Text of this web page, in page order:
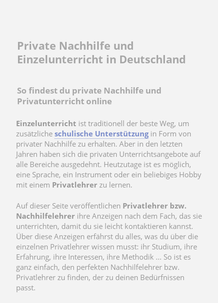
Private Nachhilfe und
Einzelunterricht in Deutschland
So findest du private Nachhilfe und
Privatunterricht online
Einzelunterricht ist traditionell der beste Weg, um
zusätzliche schulische Unterstützungin Form von
privater Nachhilfe zu erhalten. Aber in den letzten
Jahren haben sich die privaten Unterrichtsangebote auf
alle Bereiche ausgedehnt. Heutzutage ist es möglich,
eine Sprache, ein Instrument oder ein beliebiges Hobby
mit einem Privatlehrer zu lernen.
Auf dieser Seite veröffentlichen Privatlehrer bzw.
Nachhilfelehrer ihre Anzeigen nach dem Fach, das sie
unterrichten, damit du sie leicht kontaktieren kannst.
Über diese Anzeigen erfährst du alles, was du über die
einzelnen Privatlehrer wissen musst: ihr Studium, ihre
Erfahrung, ihre Interessen, ihre Methodik ... So ist es
ganz einfach, den perfekten Nachhilfelehrer bzw.
Privatlehrer zu finden, der zu deinen Bedürfnissen
passt.